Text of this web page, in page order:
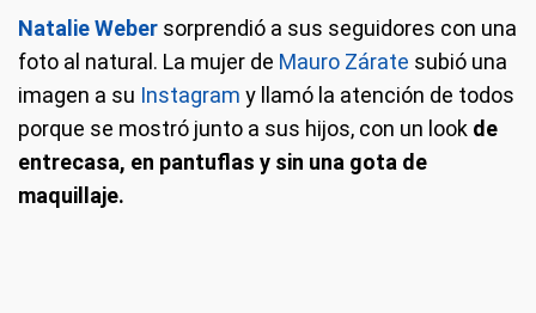
Natalie Weber sorprendió a sus seguidores con una
foto al natural. La mujer de Mauro Zárate subió una
imagen a su Instagram y llamó la atención de todos
porque se mostró junto a sus hijos, con un look de
entrecasa, en pantuflas y sin una gota de
maquillaje.